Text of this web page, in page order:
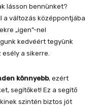
lásson bennünket?
a változás középpontjába
„igen”-nel
kedvéért tegyünk
a sikerre.
könnyebb, ezért
segítőket! Ez a segítő
szintén biztos jót